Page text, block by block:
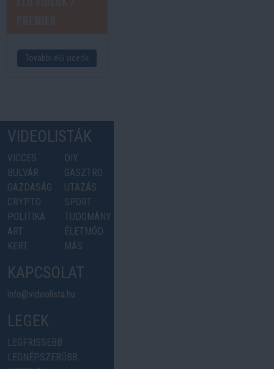
További élő videók
VIDEOLISTÁK
VICCES
BULVÁR
GAZDASÁG
CRYPTO
POLITIKA
ART
KERT
DIY
GASZTRO
UTAZÁS
SPORT
TUDOMÁNY
ÉLETMÓD
MÁS
KAPCSOLAT
info@videolista.hu
LEGEK
LEGFRISSEBB
LEGNÉPSZERŰBB